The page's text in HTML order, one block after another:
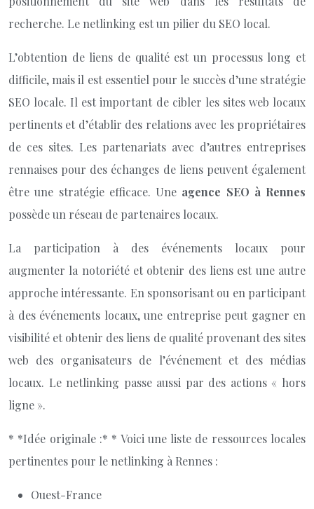
recherche. Le netlinking est un pilier du SEO local.
L’obtention de liens de qualité est un processus long et
difficile, mais il est essentiel pour le succès d’une stratégie
SEO locale. Il est important de cibler les sites web locaux
pertinents et d’établir des relations avec les propriétaires
de ces sites. Les partenariats avec d’autres entreprises
rennaises pour des échanges de liens peuvent également
être une stratégie efficace. Une agence SEO à Rennes
possède un réseau de partenaires locaux.
La participation à des événements locaux pour
augmenter la notoriété et obtenir des liens est une autre
approche intéressante. En sponsorisant ou en participant
à des événements locaux, une entreprise peut gagner en
visibilité et obtenir des liens de qualité provenant des sites
web des organisateurs de l’événement et des médias
locaux. Le netlinking passe aussi par des actions « hors
ligne ».
* *Idée originale :* * Voici une liste de ressources locales
pertinentes pour le netlinking à Rennes :
Ouest-France